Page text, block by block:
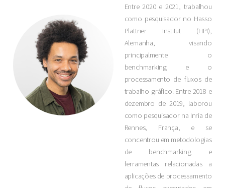
Entre 2020 e 2021, trabalhou
como pesquisador no Hasso
Plattner Institut (HPI),
Alemanha, visando
principalmente o
benchmarking e o
processamento de fluxos de
trabalho gráfico. Entre 2018 e
dezembro de 2019, laborou
como pesquisador na Inria de
Rennes, França, e se
concentrou em metodologias
de benchmarking e
ferramentas relacionadas a
aplicações de processamento